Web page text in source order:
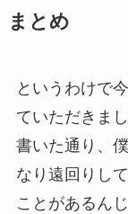
まとめ
というわけで
ていただきま
書いた通り、
なり遠回りし
ことがあるん